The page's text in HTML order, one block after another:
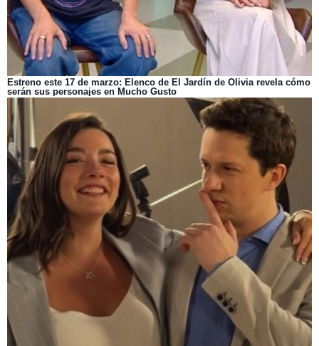
Estreno este 17 de marzo: Elenco de El Jardín de Olivia revela cómo
serán sus personajes en Mucho Gusto